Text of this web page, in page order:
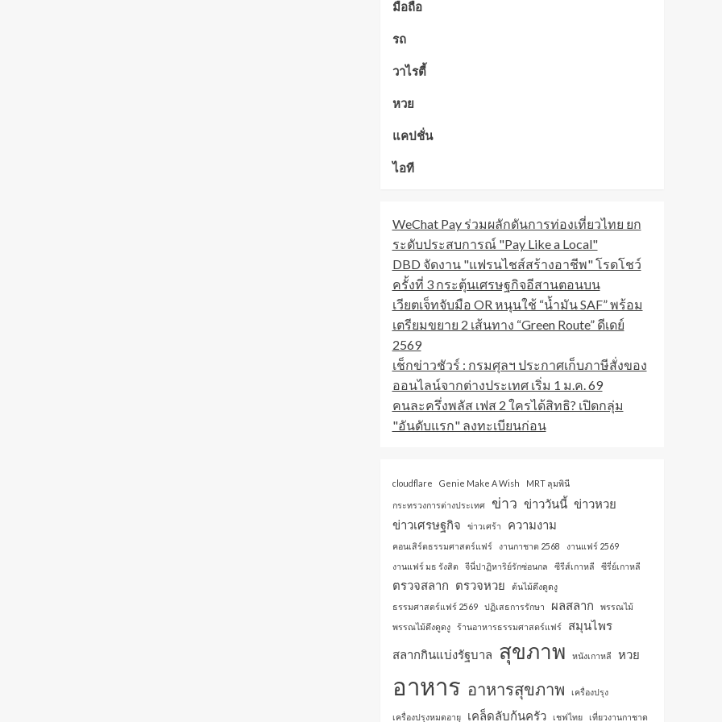
มือถือ
รถ
วาไรตี้
หวย
แคปชั่น
ไอที
WeChat Pay ร่วมผลักดันการท่องเที่ยวไทย ยก
ระดับประสบการณ์ "Pay Like a Local"
DBD จัดงาน "แฟรนไชส์สร้างอาชีพ" โรดโชว์
ครั้งที่ 3 กระตุ้นเศรษฐกิจอีสานตอนบน
เวียตเจ็ทจับมือ OR หนุนใช้ “น้ำมัน SAF” พร้อม
เตรียมขยาย 2 เส้นทาง “Green Route” ดีเดย์
2569
เช็กข่าวชัวร์ : กรมศุลฯ ประกาศเก็บภาษีสั่งของ
ออนไลน์จากต่างประเทศ เริ่ม 1 ม.ค. 69
คนละครึ่งพลัส เฟส 2 ใครได้สิทธิ? เปิดกลุ่ม
"อันดับแรก" ลงทะเบียนก่อน
cloudflare Genie Make A Wish MRT ลุมพินี
กระทรวงการต่างประเทศ ข่าว ข่าววันนี้ ข่าวหวย
ข่าวเศรษฐกิจ
ข่าวเศร้า ความงาม
คอนเสิร์ตธรรมศาสตร์แฟร์ งานกาชาด 2568
งานแฟร์ 2569
งานแฟร์ มธ รังสิต
จีนี่ปาฏิหาริย์รักซ่อนกล ซีรีส์เกาหลี ซีรี่ย์เกาหลี
ตรวจสลาก ตรวจหวย
ต้นไม้ดึงดูดงู
ธรรมศาสตร์แฟร์ 2569
ปฏิเสธการรักษา ผลสลาก
พรรณไม้
พรรณไม้ดึงดูดงู
ร้านอาหารธรรมศาสตร์แฟร์
สมุนไพร
สลากกินแบ่งรัฐบาล สุขภาพ หนังเกาหลี หวย
อาหาร อาหารสุขภาพ เครื่องปรุง
เครื่องปรุงหมดอายุ เคล็ดลับก้นครัว เชฟไทย เที่ยวงานกาชาด